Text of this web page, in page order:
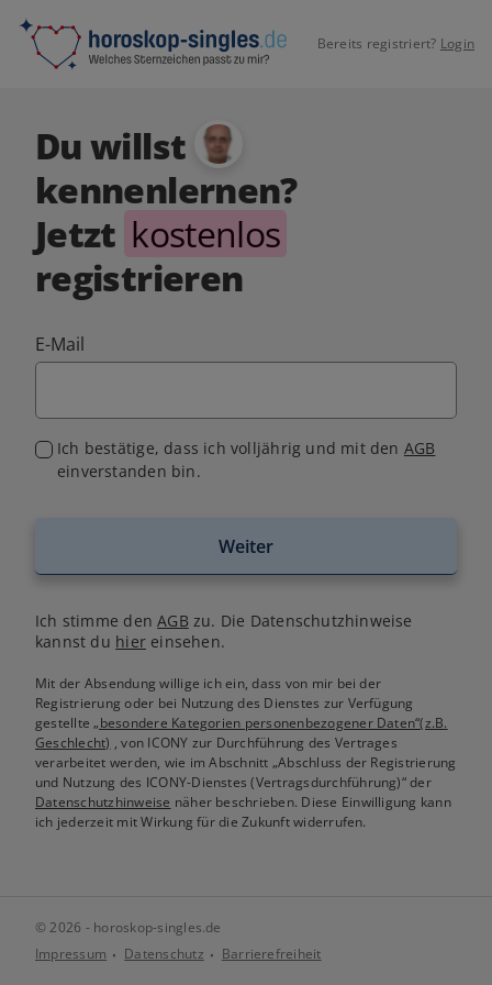
Bereits registriert? Login
Du willst
kennenlernen?
Jetzt kostenlos
registrieren
E-Mail
Ich bestätige, dass ich volljährig und mit den AGB
einverstanden bin.
Weiter
Ich stimme denAGB zu. Die Datenschutzhinweise
kannst du hiereinsehen.
Mit der Absendung willige ich ein, dass von mir bei der
Registrierung oder bei Nutzung des Dienstes zur Verfügung
gestellte„besondere Kategorien personenbezogener Daten“(z.B.
Geschlecht) , von ICONY zur Durchführung des Vertrages
verarbeitet werden, wie im Abschnitt „Abschluss der Registrierung
und Nutzung des ICONY-Dienstes (Vertragsdurchführung)“ der
Datenschutzhinweise näher beschrieben. Diese Einwilligung kann
ich jederzeit mit Wirkung für die Zukunft widerrufen.
© 2026 - horoskop-singles.de
Impressum
Datenschutz Barrierefreiheit